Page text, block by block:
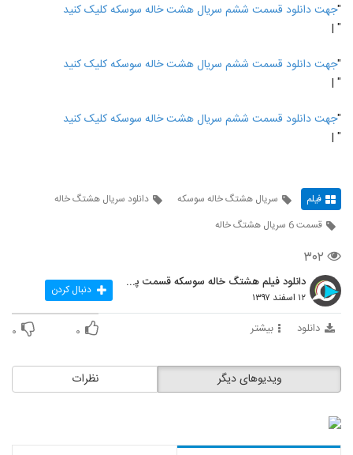
"جهت دانلود قسمت ششم سریال هشت خاله سوسکه کلیک کنید
" |
"جهت دانلود قسمت ششم سریال هشت خاله سوسکه کلیک کنید
" |
"جهت دانلود قسمت ششم سریال هشت خاله سوسکه کلیک کنید
" |
فیلم سریال هشتگ خاله سوسکه
دانلود سریال هشتگ خاله
قسمت 6 سریال هشتگ خاله
۳۰۲
دانلود فیلم هشتگ خاله سوسکه قسمت پنجم
۱۲ اسفند ۱۳۹۷ دنبال کردن
دانلود بیشتر ۰ ۰
نظرات ویدیوهای دیگر